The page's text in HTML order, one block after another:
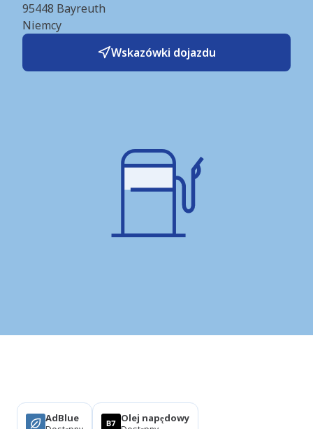
95448 Bayreuth
Niemcy
Wskazówki dojazdu
AdBlue Olej napędowy